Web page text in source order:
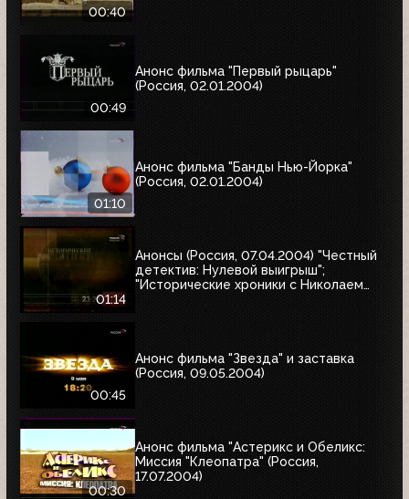
00:40
00:49
Анонс фильма "Первый рыцарь"
(Россия, 02.01.2004)
01:10
Анонс фильма "Банды Нью-Йорка"
(Россия, 02.01.2004)
01:14
Анонсы (Россия, 07.04.2004) "Честный
детектив: Нулевой выигрыш";
"Исторические хроники с Николаем
00:45
Анонс фильма "Звезда" и заставка
(Россия, 09.05.2004)
00:30
Анонс фильма "Астерикс и Обеликс:
Миссия "Клеопатра" (Россия,
17.07.2004)